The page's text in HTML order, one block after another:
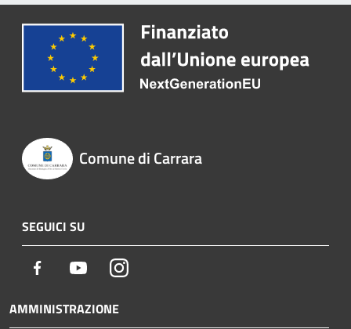
Comune di Carrara
SEGUICI SU
Facebook YoutubeInstagram
AMMINISTRAZIONE